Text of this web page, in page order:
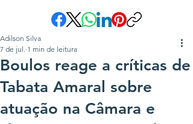
Boulos reage a críticas de
Tabata Amaral sobre
atuação na Câmara e
Adilson Silva
7 de jul. 1 min de leitura